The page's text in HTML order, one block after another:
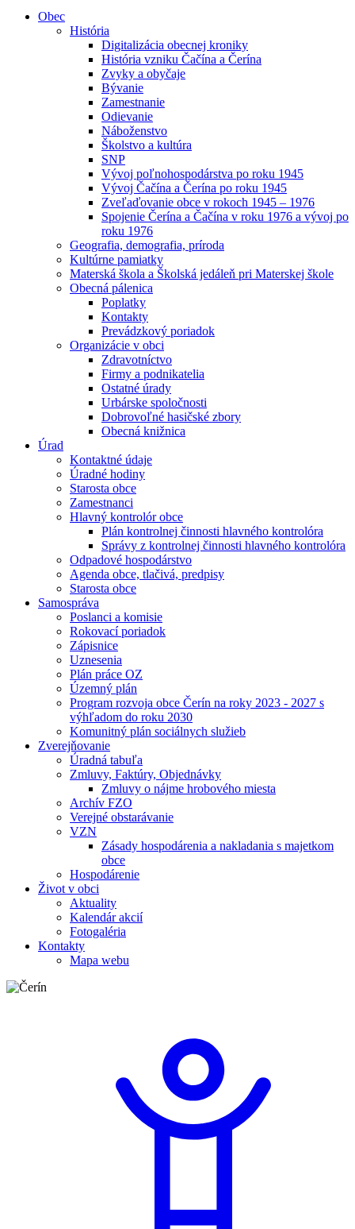
Obec
História
Digitalizácia obecnej kroniky
História vzniku Čačína a Čerína
Zvyky a obyčaje
Bývanie
Zamestnanie
Odievanie
Náboženstvo
Školstvo a kultúra
SNP
Vývoj poľnohospodárstva po roku 1945
Vývoj Čačína a Čerína po roku 1945
Zveľaďovanie obce v rokoch 1945 – 1976
Spojenie Čerína a Čačína v roku 1976 a vývoj po
roku 1976
Geografia, demografia, príroda
Kultúrne pamiatky
Materská škola a Školská jedáleň pri Materskej škole
Obecná pálenica
Poplatky
Kontakty
Prevádzkový poriadok
Organizácie v obci
Zdravotníctvo
Firmy a podnikatelia
Ostatné úrady
Urbárske spoločnosti
Dobrovoľné hasičské zbory
Obecná knižnica
Úrad
Kontaktné údaje
Úradné hodiny
Starosta obce
Zamestnanci
Hlavný kontrolór obce
Plán kontrolnej činnosti hlavného kontrolóra
Správy z kontrolnej činnosti hlavného kontrolóra
Odpadové hospodárstvo
Agenda obce, tlačivá, predpisy
Starosta obce
Samospráva
Poslanci a komisie
Rokovací poriadok
Zápisnice
Uznesenia
Plán práce OZ
Územný plán
Program rozvoja obce Čerín na roky 2023 - 2027 s
výhľadom do roku 2030
Komunitný plán sociálnych služieb
Zverejňovanie
Úradná tabuľa
Zmluvy, Faktúry, Objednávky
Zmluvy o nájme hrobového miesta
Archív FZO
Verejné obstarávanie
VZN
Zásady hospodárenia a nakladania s majetkom
obce
Hospodárenie
Život v obci
Aktuality
Kalendár akcií
Fotogaléria
Kontakty
Mapa webu